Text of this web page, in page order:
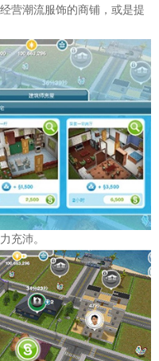
营潮流服饰的商铺，或是提
充沛。